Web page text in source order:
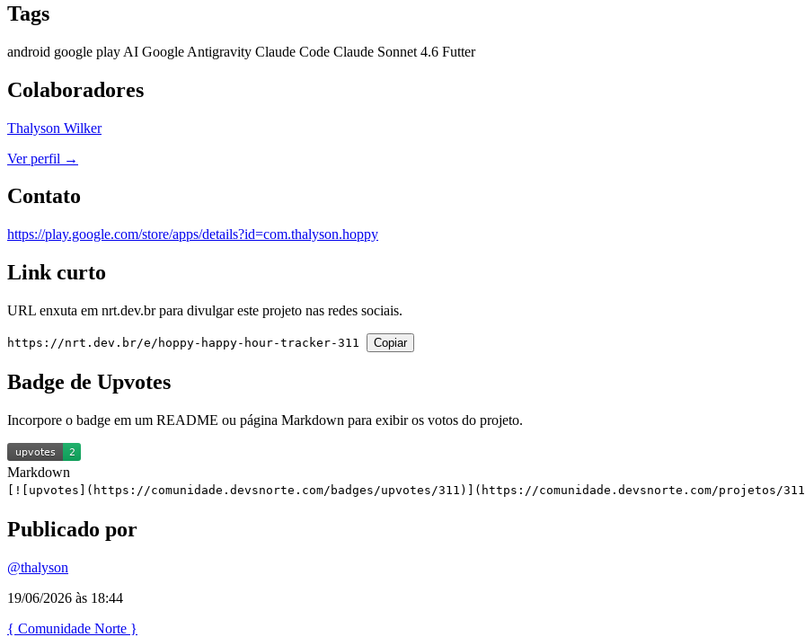
Tags
android google play AI Google Antigravity Claude Code Claude Sonnet 4.6 Futter
Colaboradores
Thalyson Wilker
Ver perfil →
Contato
https://play.google.com/store/apps/details?id=com.thalyson.hoppy
Link curto
URL enxuta em nrt.dev.brpara divulgar este projeto nas redes sociais.
https://nrt.dev.br/e/hoppy-happy-hour-tracker-311 Copiar
Badge de Upvotes
Incorpore o badge em um README ou página Markdown para exibir os votos do projeto.
Markdown
[![upvotes](https://comunidade.devsnorte.com/badges/upvotes/311)](https://comunidade.devsnorte.com/projetos/
Publicado por
@thalyson
19/06/2026 às 18:44
{ Comunidade Norte }